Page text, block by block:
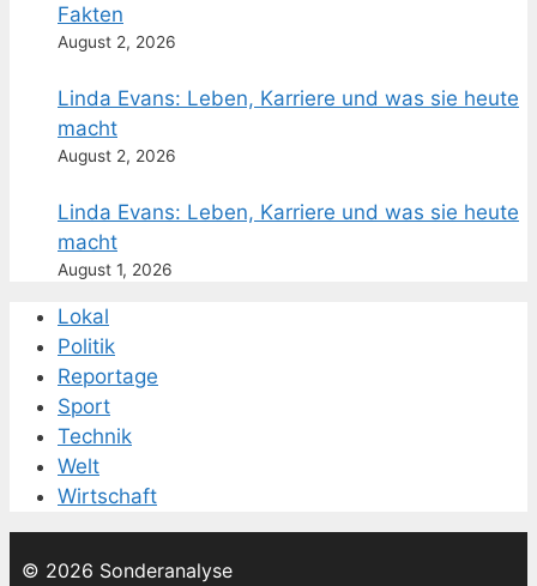
Fakten
August 2, 2026
Linda Evans: Leben, Karriere und was sie heute
macht
August 2, 2026
Linda Evans: Leben, Karriere und was sie heute
macht
August 1, 2026
Lokal
Politik
Reportage
Sport
Technik
Welt
Wirtschaft
© 2026 Sonderanalyse